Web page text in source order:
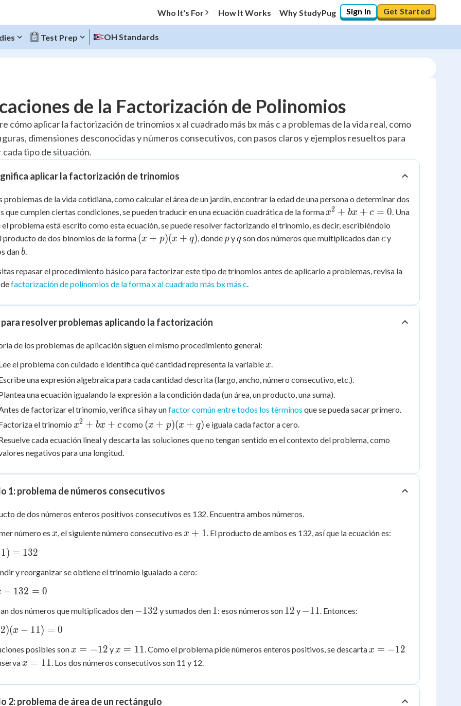
Who It's For How It Works Why StudyPug Sign In Get Started
Test Prep OH Standards
10%
0/2
Reviewed
0
de la Factorización de Polinomios
cómo aplicar la factorización de trinomios x al cuadrado más bx más c a problemas de la vida real, como
dimensiones desconocidas y números consecutivos, con pasos claros y ejemplos resueltos para
tipo de situación.
aplicar la factorización de trinomios
problemas de la vida cotidiana, como calcular el área de un jardín, encontrar la edad de una persona o determinar dos
que cumplen ciertas condiciones, se pueden traducir en una ecuación cuadrática de la forma x^2
+
bx
+ c
x2 + bx + c = 0. Una
el problema está escrito como esta ecuación, se puede resolver factorizando el trinomio, es decir, escribiéndolo
producto de dos binomios de la forma (x
(x
+
(x + p)(x + q), dondep
pyq
qson dos números que multiplicados danc
cy
danb
b.
repasar el procedimiento básico para factorizar este tipo de trinomios antes de aplicarlo a problemas, revisa la
factorización de polinomios de la forma x al cuadrado más bx más c.
para resolver problemas aplicando la factorización
de los problemas de aplicación siguen el mismo procedimiento general:
el problema con cuidado e identifica qué cantidad representa la variable x
x.
una expresión algebraica para cada cantidad descrita (largo, ancho, número consecutivo, etc.).
una ecuación igualando la expresión a la condición dada (un área, un producto, una suma).
de factorizar el trinomio, verifica si hay unfactor común entre todos los términos que se pueda sacar primero.
el trinomio x^2
+
+ c
x2 + bx + ccomo (x
+
(x + p)(x + q) e iguala cada factor a cero.
cada ecuación lineal y descarta las soluciones que no tengan sentido en el contexto del problema, como
negativos para una longitud.
1: problema de números consecutivos
de dos números enteros positivos consecutivos es 132. Encuentra ambos números.
número es x
x, el siguiente número consecutivo es x
x + 1. El producto de ambos es 132, así que la ecuación es:
1) = 132
y reorganizar se obtiene el trinomio igualado a cero:
− 132 = 0
dos números que multiplicados den -132
−132 y sumados den 1
1: esos números son 12
12 y -11
−11. Entonces:
)(x − 11) = 0
posibles son x
=
x = −12 y x
=
x = 11. Como el problema pide números enteros positivos, se descarta x
x = −12
x
11
x = 11. Los dos números consecutivos son 11 y 12.
2: problema de área de un rectángulo